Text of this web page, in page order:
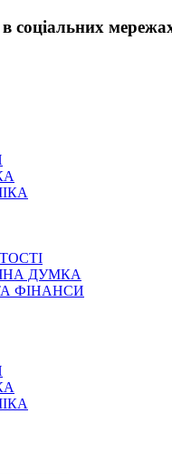
соціальних
ДУМКА
ФІНАНСИ